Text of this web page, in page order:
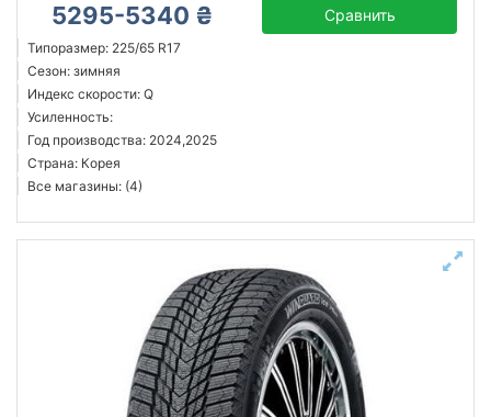
5295-5340 ₴ Сравнить
Типоразмер: 225/65 R17
Сезон: зимняя
Индекс скорости: Q
Усиленность:
Год производства: 2024,2025
Страна: Корея
Все магазины: (4)